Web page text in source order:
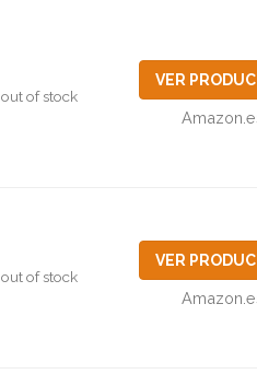
out of stock
VER
out of stock
VER